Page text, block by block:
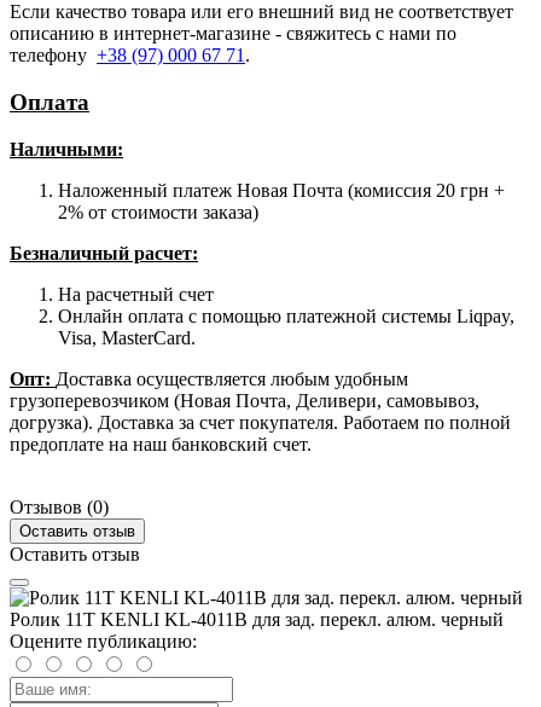
Если качество товара или его внешний вид не соответствует
описанию в интернет-магазине - свяжитесь с нами по
телефону +38 (97) 000 67 71 .
Оплата
Наличными:
Наложенный платеж Новая Почта (комиссия 20 грн +
2% от стоимости заказа)
Безналичный расчет:
На расчетный счет
Онлайн оплата с помощью платежной системы Liqpay,
Visa, MasterCard.
Опт: Доставка осуществляется любым удобным
грузоперевозчиком (Новая Почта, Деливери, самовывоз,
догрузка). Доставка за счет покупателя. Работаем по полной
предоплате на наш банковский счет.
Отзывов (0)
Оставить отзыв
Оставить отзыв
Ролик 11T KENLI KL-4011B для зад. перекл. алюм. черный
Оцените публикацию: